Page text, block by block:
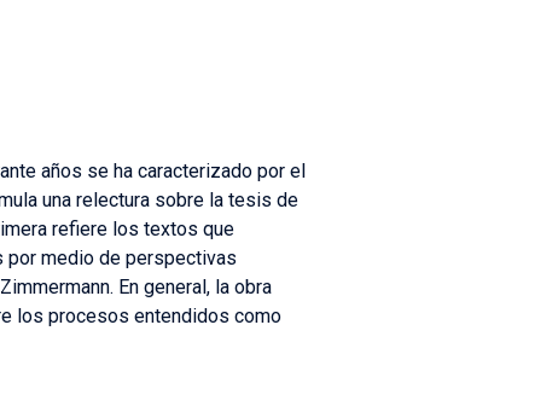
años se ha caracterizado por el
una relectura sobre la tesis de
refiere los textos que
por medio de perspectivas
En general, la obra
los procesos entendidos como